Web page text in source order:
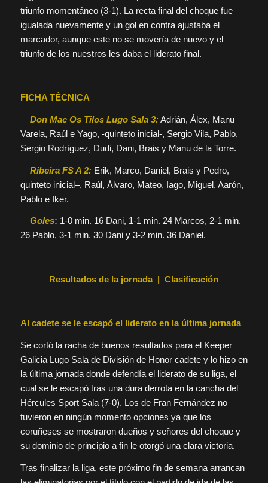
triunfo momentáneo (3-1). La recta final del choque fue
igualada nuevamente y un gol en contra ajustaba el
marcador, aunque este no se movería de nuevo y el
triunfo de los nuestros les daba el liderato final.
FICHA TÉCNICA
Don Mac Os Tilos Lugo Sala 3: Adrián, Álex, Manu
Varela, Raúl e Yago, -quinteto inicial-, Sergio Vila, Pablo,
Sergio Rodríguez, Dudi, Dani, Brais y Manu de la Torre.
Ribeira FS A 2: Erik, Marco, Daniel, Brais y Pedro, –
quinteto inicial–, Raúl, Álvaro, Mateo, Iago, Miguel, Aarón,
Pablo e Iker.
Goles: 1-0 min. 16 Dani, 1-1 min. 24 Marcos, 2-1 min.
26 Pablo, 3-1 min. 30 Dani y 3-2 min. 36 Daniel.
Resultados de la jornada | Clasificación
Al cadete se le escapó el liderato en la última jornada
Se cortó la racha de buenos resultados para el Keeper
Galicia Lugo Sala de División de Honor cadete y lo hizo en
la última jornada donde defendía el liderato de su liga, el
cual se le escapó tras una dura derrota en la cancha del
Hércules Sport Sala (7-0). Los de Fran Fernández no
tuvieron en ningún momento opciones ya que los
coruñeses se mostraron dueños y señores del choque y
su dominio de principio a fin le otorgó una clara victoria.
Tras finalizar la liga, este próximo fin de semana arrancan